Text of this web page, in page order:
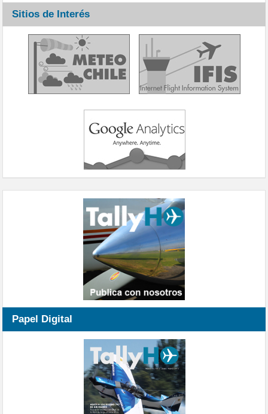
Sitios de Interés
Papel Digital